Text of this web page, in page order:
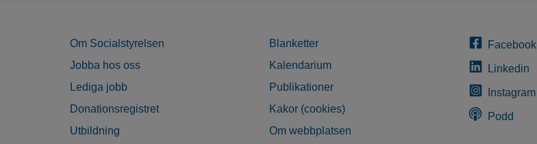
Om Socialstyrelsen
Jobba hos oss
Lediga jobb
Donationsregistret
Utbildning
Blanketter
Kalendarium
Publikationer
Kakor (cookies)
Om webbplatsen
Facebook
Linkedin
Instagram
Podd